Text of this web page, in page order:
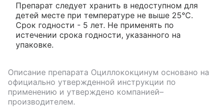
Препарат следует хранить в недоступном для
детей месте при температуре не выше 25°С.
Срок годности - 5 лет. Не применять по
истечении срока годности, указанного на
упаковке.
Описание препарата Оциллококцинум основано на
официально утвержденной инструкции по
применению и утверждено компанией–
производителем.